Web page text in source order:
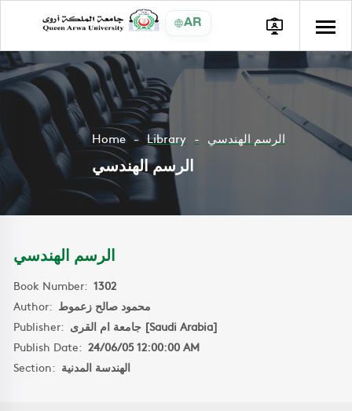
AR
Home Library الرسم الهندسي
الرسم الهندسي
الرسم الهندسي
Book Number: 1302
Author: محمود صالح زعموط
Publisher:
جامعة ام القرى [Saudi Arabia]
Publish Date: 24/06/05 12:00:00 AM
Section: الهندسة المدنية